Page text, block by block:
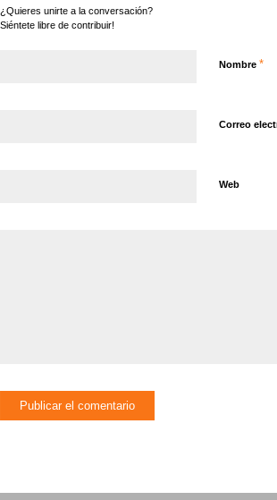
¿Quieres unirte a la conversación?
Siéntete libre de contribuir!
Nombre *
Correo
Web